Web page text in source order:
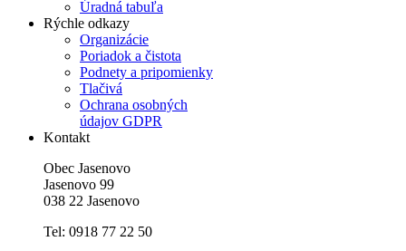
Úradná tabuľa
Rýchle odkazy
Organizácie
Poriadok a čistota
Podnety a pripomienky
Tlačivá
Ochrana osobných
údajov GDPR
Kontakt
Obec Jasenovo
Jasenovo 99
038 22 Jasenovo
Tel: 0918 77 22 50